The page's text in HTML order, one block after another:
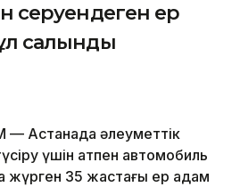
серуендеген ер
салынды
— Астанада әлеуметтік
үшін атпен автомобиль
жүрген 35 жастағы ер адам